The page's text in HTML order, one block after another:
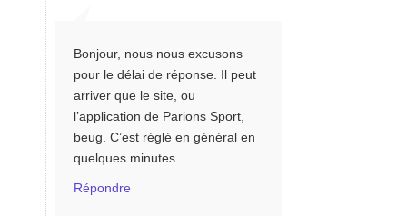
Bonjour, nous nous excusons
pour le délai de réponse. Il peut
arriver que le site, ou
l’application de Parions Sport,
beug. C’est réglé en général en
quelques minutes.
Répondre